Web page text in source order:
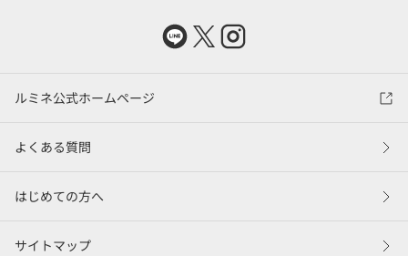
ルミネ公式ホームページ
よくある質問
はじめての方へ
サイトマップ